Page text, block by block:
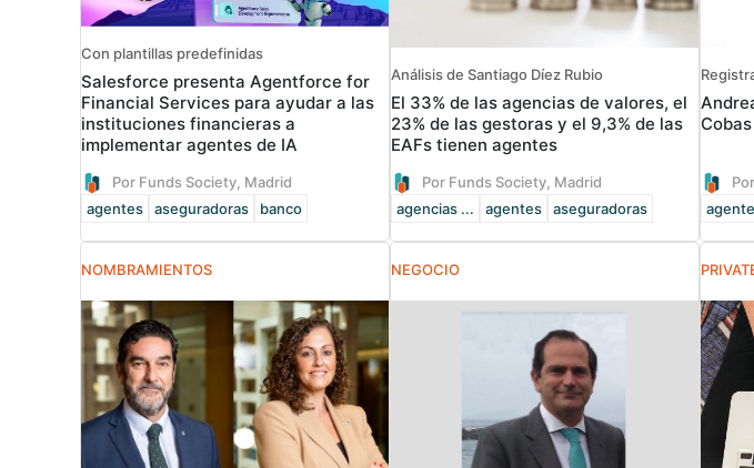
Con plantillas predefinidas
Salesforce presenta Agentforce for
Financial Services para ayudar a las
instituciones financieras a
implementar agentes de IA
Por Funds Society, Madrid
agentes
aseguradoras banco
Análisis de Santiago Díez Rubio
El 33% de las agencias de valores, el
23% de las gestoras y el 9,3% de las
EAFs tienen agentes
Por Funds Society, Madrid
agencias ...
agentes aseguradoras
NOMBRAMIENTOS NEGOCIO